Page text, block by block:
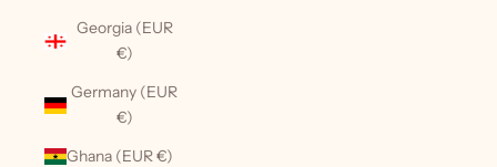
Georgia (EUR
€)
Germany (EUR
€)
Ghana (EUR €)